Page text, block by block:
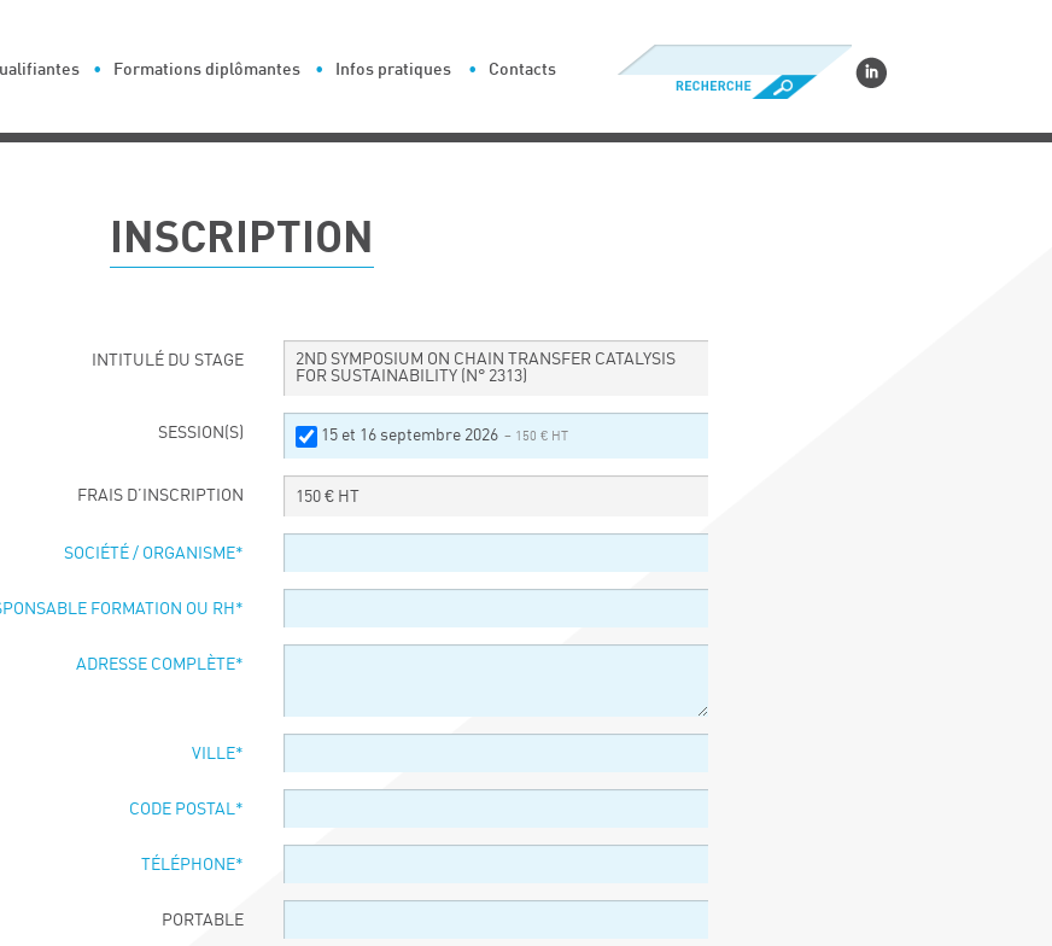
Formations diplômantes Infos pratiques Contacts
INSCRIPTION
INTITULÉ DU STAGE
2ND SYMPOSIUM ON CHAIN TRANSFER CATALYSIS
FOR SUSTAINABILITY (N° 2313)
SESSION(S) 15 et 16 septembre 2026 – 150 € HT
FRAIS D’INSCRIPTION 150 € HT
SOCIÉTÉ / ORGANISME*
FORMATION OU RH *
ADRESSE COMPLÈTE*
VILLE*
CODE POSTAL*
TÉLÉPHONE*
PORTABLE